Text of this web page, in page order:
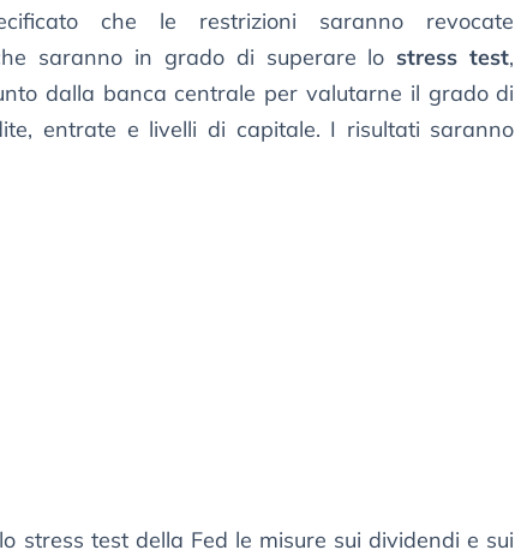
che le restrizioni saranno revocate
saranno in grado di superare lo stress test,
dalla banca centrale per valutarne il grado di
entrate e livelli di capitale. I risultati saranno
stress test della Fed le misure sui dividendi e sui